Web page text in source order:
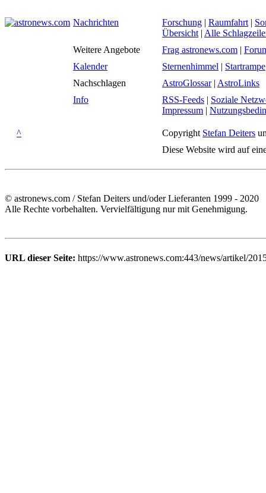
Nachrichten Forschung | Raumfahrt |
Übersicht | Alle
Weitere Angebote
Frag astronews.com |
Kalender
Sternenhimmel | Startrampe
Nachschlagen
AstroGlossar| AstroLinks
Info
RSS-Feeds | Soziale
Impressum |
^ Copyright Stefan Deiters
Diese Website wird auf
© astronews.com / Stefan Deiters und/oder Lieferanten 1999 - 2020
Alle Rechte vorbehalten. Vervielfältigung nur mit Genehmigung.
URL dieser Seite: https://www.astronews.com:443/news/artikel/